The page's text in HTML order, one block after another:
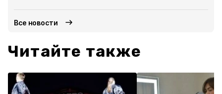
Все новости
Читайте также